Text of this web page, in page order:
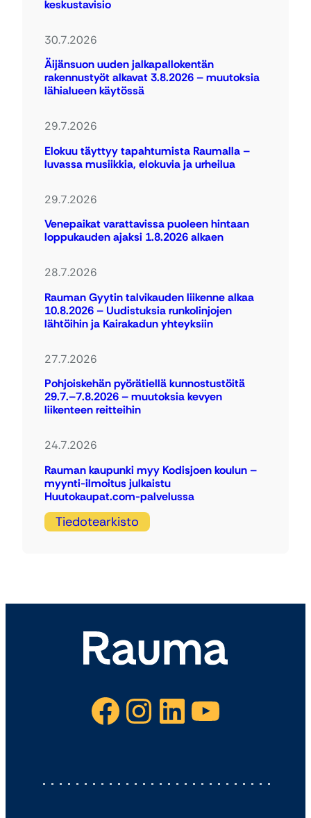
keskustavisio
30.7.2026
Äijänsuon uuden jalkapallokentän
rakennustyöt alkavat 3.8.2026 – muutoksia
lähialueen käytössä
29.7.2026
Elokuu täyttyy tapahtumista Raumalla –
luvassa musiikkia, elokuvia ja urheilua
29.7.2026
Venepaikat varattavissa puoleen hintaan
loppukauden ajaksi 1.8.2026 alkaen
28.7.2026
Rauman Gyytin talvikauden liikenne alkaa
10.8.2026 – Uudistuksia runkolinjojen
lähtöihin ja Kairakadun yhteyksiin
27.7.2026
Pohjoiskehän pyörätiellä kunnostustöitä
29.7.–7.8.2026 – muutoksia kevyen
liikenteen reitteihin
24.7.2026
Rauman kaupunki myy Kodisjoen koulun –
myynti-ilmoitus julkaistu
Huutokaupat.com-palvelussa
Tiedotearkisto
Facebook Instagram LinkedIn YouTube